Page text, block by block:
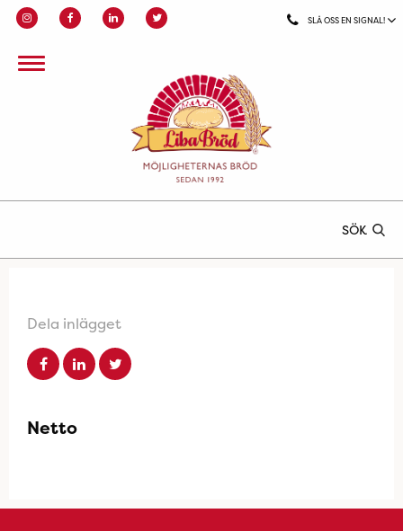
SLÅ OSS EN SIGNAL!
SÖK
Dela inlägget
Netto